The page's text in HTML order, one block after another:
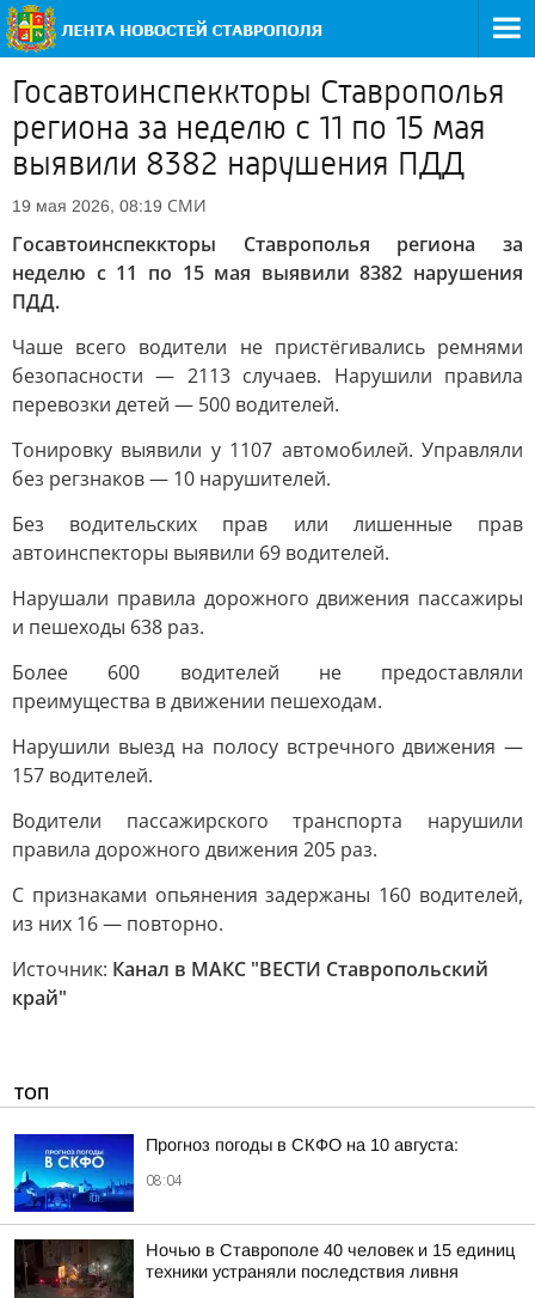
Госавтоинспеккторы Ставрополья
региона за неделю с 11 по 15 мая
выявили 8382 нарушения ПДД
19 мая 2026, 08:19 СМИ
Госавтоинспеккторы Ставрополья региона за
неделю с 11 по 15 мая выявили 8382 нарушения
ПДД.
Чаше всего водители не пристёгивались ремнями
безопасности — 2113 случаев. Нарушили правила
перевозки детей — 500 водителей.
Тонировку выявили у 1107 автомобилей. Управляли
без регзнаков — 10 нарушителей.
Без водительских прав или лишенные прав
автоинспекторы выявили 69 водителей.
Нарушали правила дорожного движения пассажиры
и пешеходы 638 раз.
Более 600 водителей не предоставляли
преимущества в движении пешеходам.
Нарушили выезд на полосу встречного движения —
157 водителей.
Водители пассажирского транспорта нарушили
правила дорожного движения 205 раз.
С признаками опьянения задержаны 160 водителей,
из них 16 — повторно.
Источник: Канал в МАКС "ВЕСТИ Ставропольский
край"
ТОП
Прогноз погоды в СКФО на 10 августа:
08:04
Ночью в Ставрополе 40 человек и 15 единиц
техники устраняли последствия ливня